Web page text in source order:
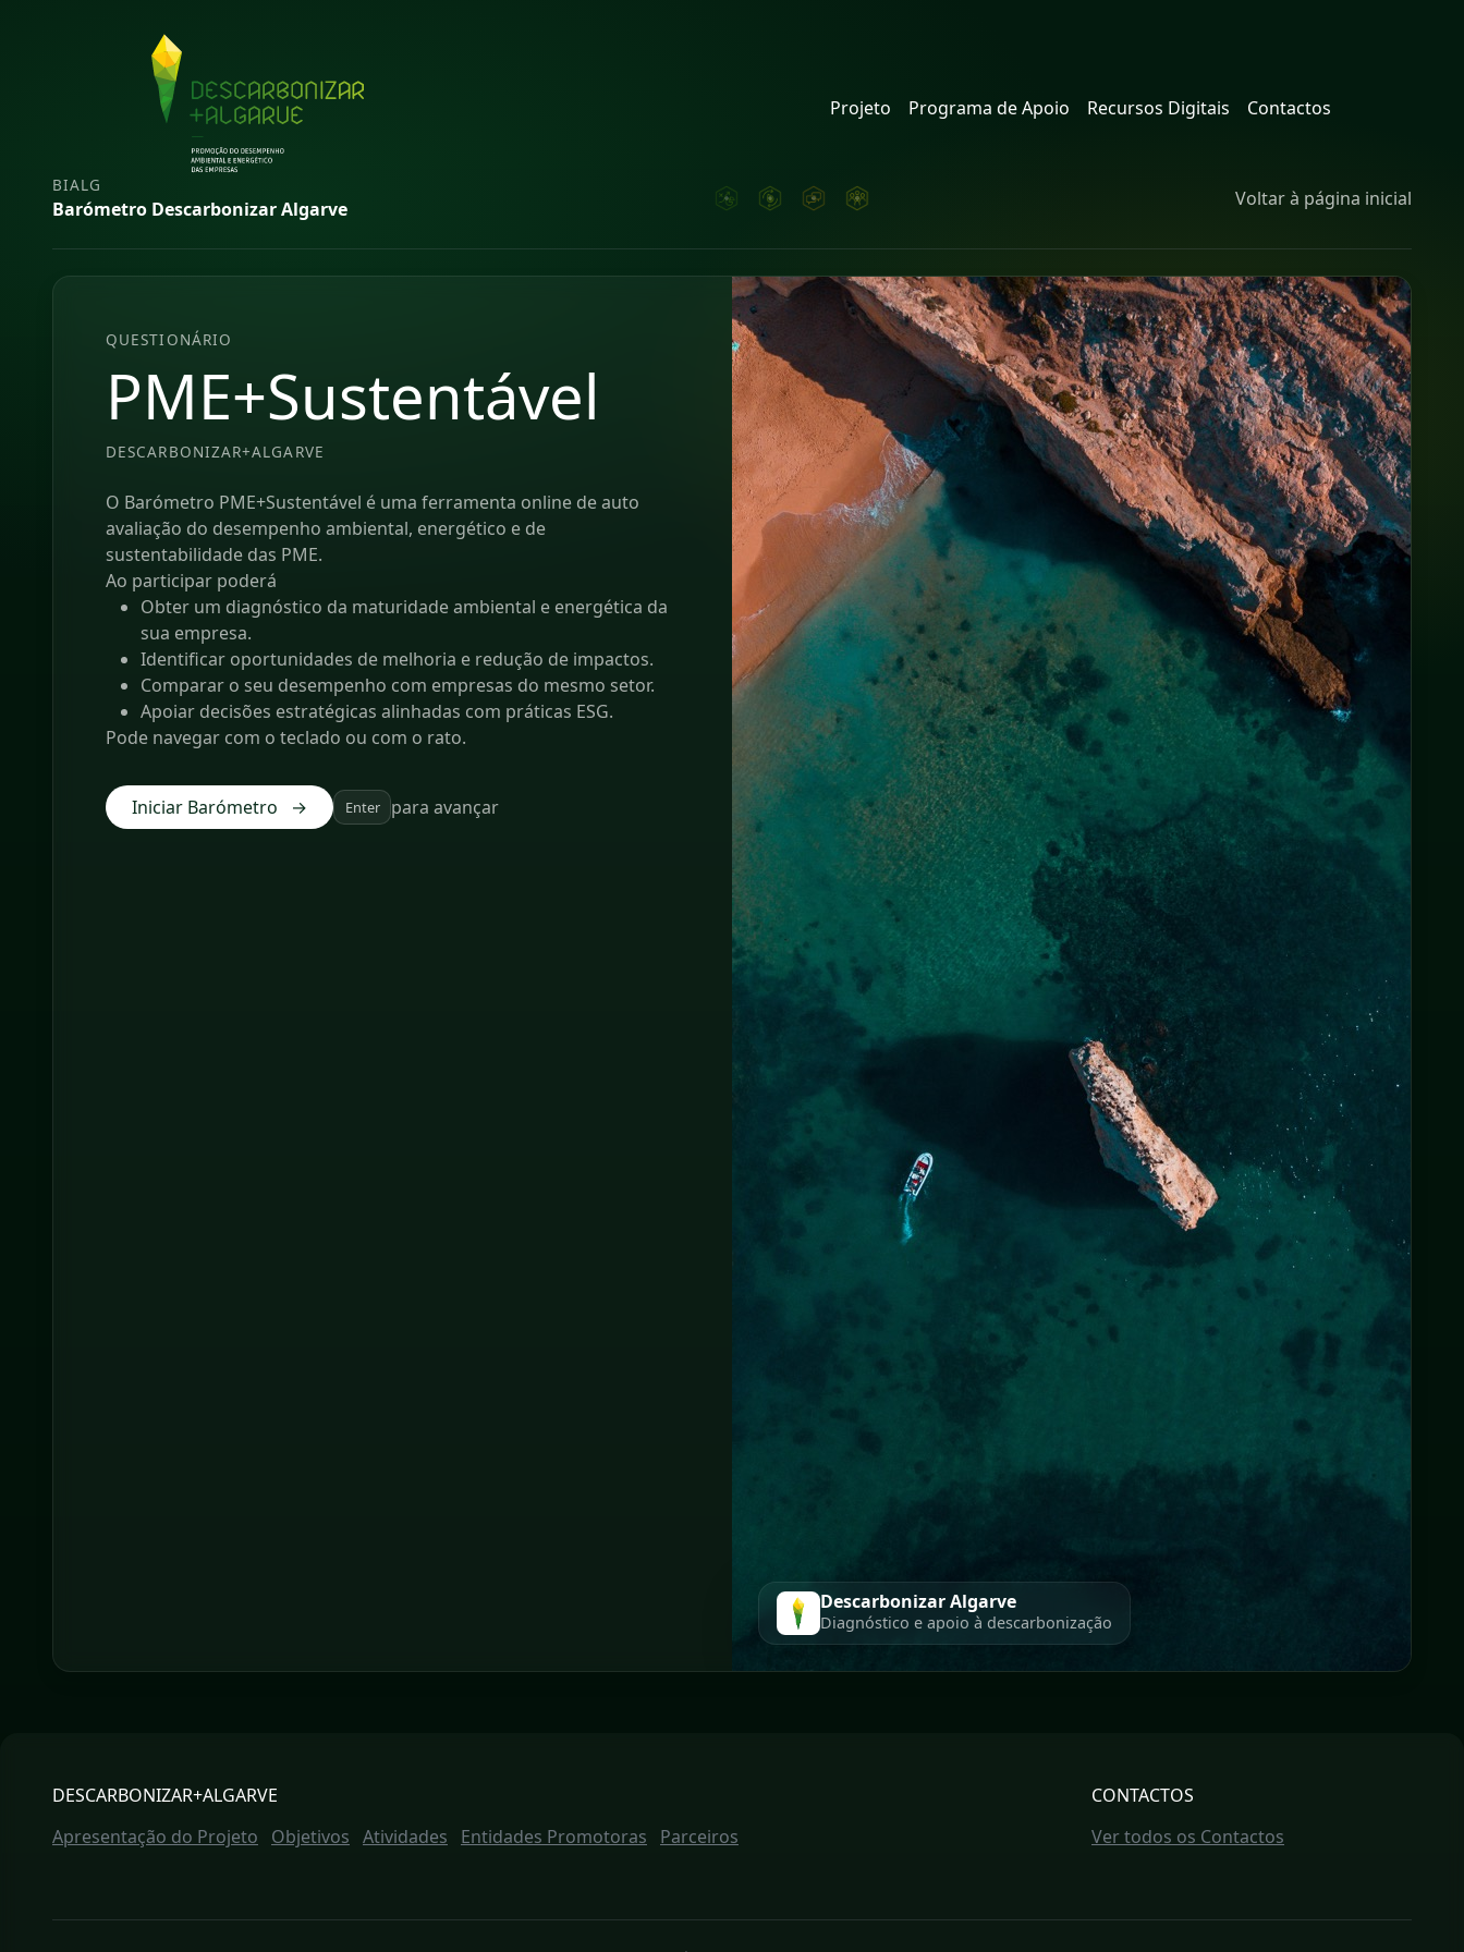
Projeto Programa de Apoio Recursos Digitais Contactos
BIALG
Barómetro Descarbonizar Algarve Voltar à página inicial
QUESTIONÁRIO
PME+Sustentável
DESCARBONIZAR+ALGARVE
O Barómetro PME+Sustentável é uma ferramenta online de auto
avaliação do desempenho ambiental, energético e de
sustentabilidade das PME.
Ao participar poderá
Obter um diagnóstico da maturidade ambiental e energética da
sua empresa.
Identificar oportunidades de melhoria e redução de impactos.
Comparar o seu desempenho com empresas do mesmo setor.
Apoiar decisões estratégicas alinhadas com práticas ESG.
Pode navegar com o teclado ou com o rato.
Iniciar Barómetro → Enter para avançar
Descarbonizar Algarve
Diagnóstico e apoio à descarbonização
DESCARBONIZAR+ALGARVE
Apresentação do Projeto
Objetivos Atividades Entidades Promotoras Parceiros
CONTACTOS
Ver todos os Contactos